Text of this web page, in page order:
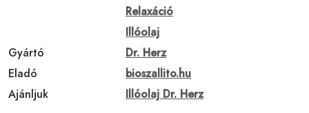
Relaxáció
Illóolaj
Gyártó
Dr. Herz
Eladó
bioszallito.hu
Ajánljuk
Illóolaj Dr. Herz